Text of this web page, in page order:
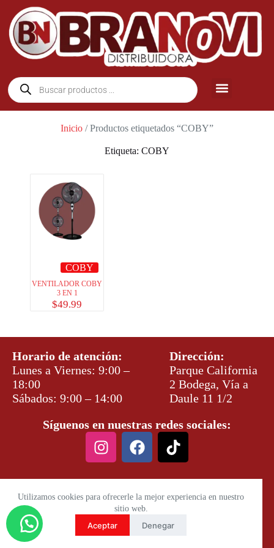
Utilizamos cookies para ofrecerle la mejor experiencia en nuestro
sitio web.
Aceptar Denegar
Inicio / Productos etiquetados “COBY”
Etiqueta: COBY
COBY
VENTILADOR COBY
3 EN 1
$49.99
Horario de atención:
Lunes a Viernes: 9:00 –
18:00
Sábados: 9:00 – 14:00
Dirección:
Parque California
2 Bodega, Vía a
Daule 11 1/2
Síguenos en nuestras redes sociales: